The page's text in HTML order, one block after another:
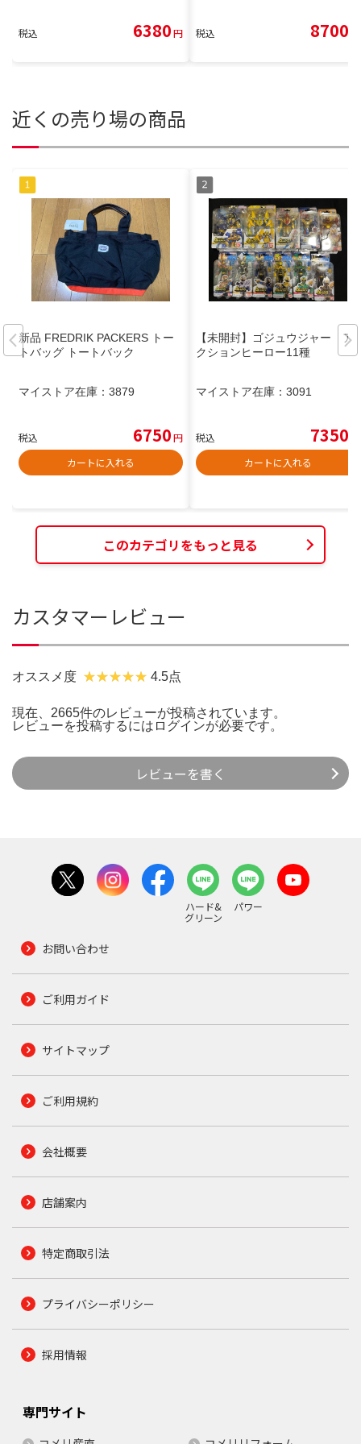
税込 6380円 税込 8700
近くの売り場の商品
新品 FREDRIK PACKERS トー
トバッグ トートバック
マイストア在庫： 3879
税込 6750円
カートに入れる
【未開封】ゴジュウジャー ア
クションヒーロー11種
マイストア在庫： 3091
税込 7350
カートに入れる
このカテゴリをもっと見る
カスタマーレビュー
オススメ度 4.5点
現在、2665件のレビューが投稿されています。
レビューを投稿するには ログインが必要です。
レビューを書く
ハード&
グリーン
パワー
お問い合わせ
ご利用ガイド
サイトマップ
ご利用規約
会社概要
店舗案内
特定商取引法
プライバシーポリシー
採用情報
専門サイト